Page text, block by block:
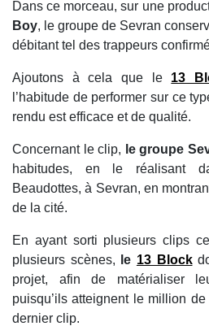
Dans ce morceau, sur une
Boy, le groupe de Sevran
débitant tel des trappeurs
Ajoutons à cela que le 13
l’habitude de performer sur ce
rendu est efficace et de qualité.
Concernant le clip, le groupe
habitudes, en le réalisant
Beaudottes, à Sevran, en
de la cité.
En ayant sorti plusieurs clips
plusieurs scènes,
le 13 Block
projet, afin de matérialiser
puisqu’ils atteignent le million
dernier clip.